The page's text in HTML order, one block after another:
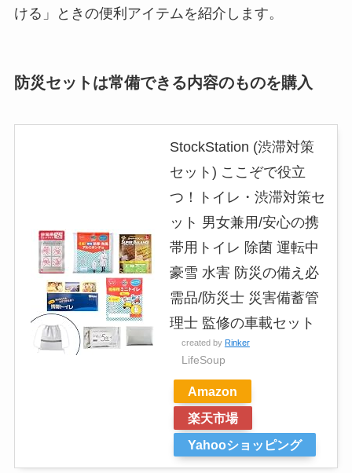
ける」ときの便利アイテムを紹介します。
防災セットは常備できる内容のものを購入
StockStation (渋滞対策
セット) ここぞで役立
つ！トイレ・渋滞対策セ
ット 男女兼用/安心の携
帯用トイレ 除菌 運転中
豪雪 水害 防災の備え必
需品/防災士 災害備蓄管
理士 監修の車載セット
created by Rinker
LifeSoup
Amazon
楽天市場
Yahooショッピング